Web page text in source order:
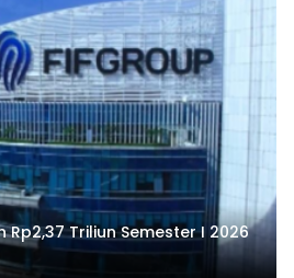
Rp2,37 Triliun Semester I 2026